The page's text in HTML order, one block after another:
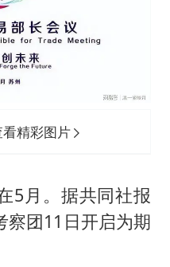
精彩图片
5月。据共同社报
察团11日开启为期